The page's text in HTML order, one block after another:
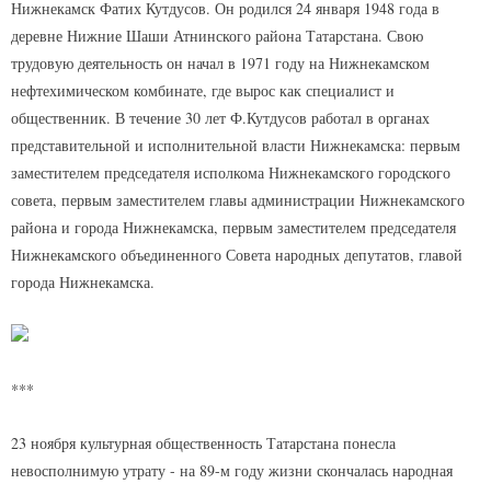
Нижнекамск Фатих Кутдусов. Он родился 24 января 1948 года в
деревне Нижние Шаши Атнинского района Татарстана. Свою
трудовую деятельность он начал в 1971 году на Нижнекамском
нефтехимическом комбинате, где вырос как специалист и
общественник. В течение 30 лет Ф.Кутдусов работал в органах
представительной и исполнительной власти Нижнекамска: первым
заместителем председателя исполкома Нижнекамского городского
совета, первым заместителем главы администрации Нижнекамского
района и города Нижнекамска, первым заместителем председателя
Нижнекамского объединенного Совета народных депутатов, главой
города Нижнекамска.
***
23 ноября культурная общественность Татарстана понесла
невосполнимую утрату - на 89-м году жизни скончалась народная